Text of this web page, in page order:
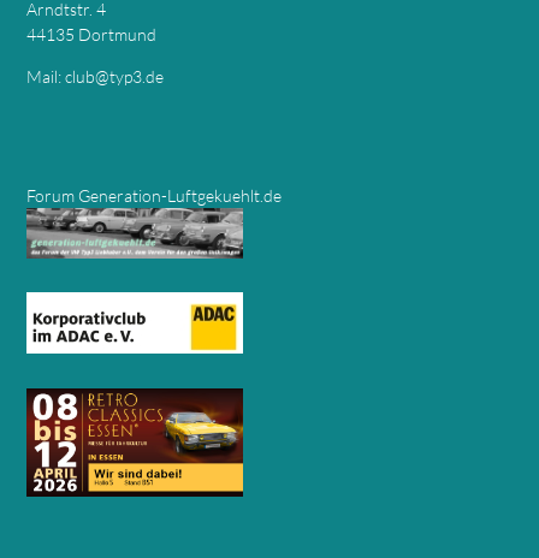
Arndtstr. 4
44135 Dortmund
Mail:club@typ3.de
Forum Generation-Luftgekuehlt.de